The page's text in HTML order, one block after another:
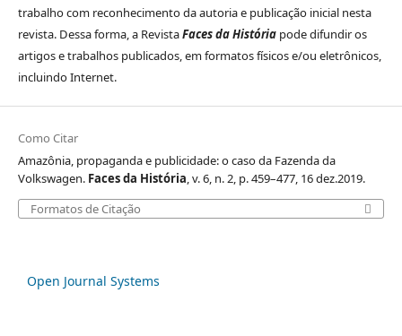
trabalho com reconhecimento da autoria e publicação inicial nesta
revista. Dessa forma, a RevistaFaces da Históriapode difundir os
artigos e trabalhos publicados, em formatos físicos e/ou eletrônicos,
incluindo Internet.
Como Citar
Amazônia, propaganda e publicidade: o caso da Fazenda da
Volkswagen. Faces da História, v. 6, n. 2, p. 459–477, 16 dez.2019.
Formatos de Citação
Open Journal Systems